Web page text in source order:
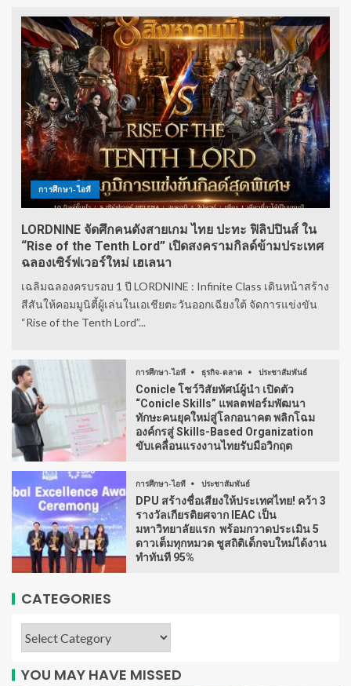
การศึกษา-ไอที
LORDNINE จัดศึกคนดังสายเกม ไทย ปะทะ ฟิลิปปินส์ ใน
“Rise of the Tenth Lord” เปิดสงครามกิลด์ข้ามประเทศ
ฉลองเซิร์ฟเวอร์ใหม่ เฮเลนา
เฉลิมฉลองครบรอบ 1 ปี LORDNINE : Infinite Class เดินหน้าสร้าง
สีสันให้คอมมูนิตี้ผู้เล่นในเอเชียตะวันออกเฉียงใต้ จัดการแข่งขัน
“Rise of the Tenth Lord”...
การศึกษา-ไอที ธุรกิจ-ตลาด ประชาสัมพันธ์
Conicle โชว์วิสัยทัศน์ผู้นำ เปิดตัว
“Conicle Skills” แพลตฟอร์มพัฒนา
ทักษะคนยุคใหม่สู่โลกอนาคต พลิกโฉม
องค์กรสู่ Skills-Based Organization
ขับเคลื่อนแรงงานไทยรับมือวิกฤต
การศึกษา-ไอที ประชาสัมพันธ์
DPU สร้างชื่อเสียงให้ประเทศไทย! คว้า 3
รางวัลเกียรติยศจาก IEAC เป็น
มหาวิทยาลัยแรก พร้อมกวาดประเมิน 5
ดาวเต็มทุกหมวด ชูสถิติเด็กจบใหม่ได้งาน
ทำทันที 95%
CATEGORIES
YOU MAY HAVE MISSED